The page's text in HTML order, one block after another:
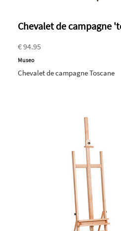
Chevalet de campagne
€ 94.95
Museo
Chevalet de campagne Toscane